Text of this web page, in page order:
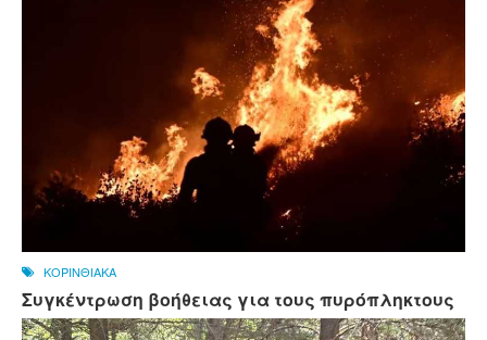
ΚΟΡΙΝΘΙΑΚΑ
Συγκέντρωση βοήθειας για τους πυρόπληκτους